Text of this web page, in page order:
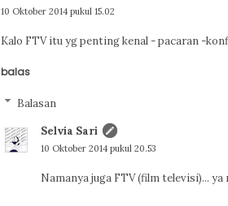
10 Oktober 2014 pukul 15.02
Kalo FTV itu yg penting kenal - pacaran -
balas
Balasan
Selvia Sari
10 Oktober 2014 pukul 20.53
Namanya juga FTV (film televisi)... ya